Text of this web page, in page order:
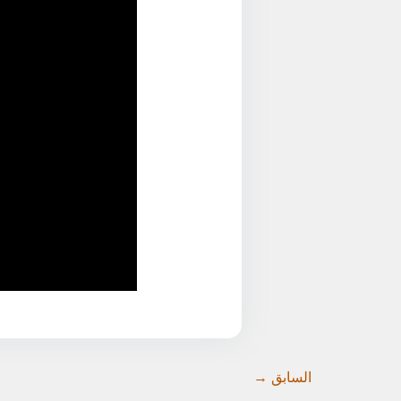
السابق →